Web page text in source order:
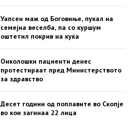
Уапсен маж од Боговиње, пукал на
семејна веселба, па со куршум
оштетил покрив на куќа
Онколошки пациенти денес
протестираат пред Министерството
за здравство
Десет години од поплавите во Скопје
во кои загинаа 22 лица